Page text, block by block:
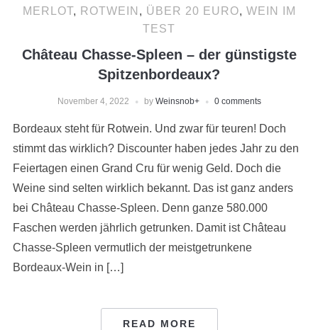
MERLOT, ROTWEIN , ÜBER 20 EURO, WEIN IM
TEST
Château Chasse-Spleen – der günstigste
Spitzenbordeaux?
November 4, 2022 by Weinsnob+ 0 comments
Bordeaux steht für Rotwein. Und zwar für teuren! Doch
stimmt das wirklich? Discounter haben jedes Jahr zu den
Feiertagen einen Grand Cru für wenig Geld. Doch die
Weine sind selten wirklich bekannt. Das ist ganz anders
bei Château Chasse-Spleen. Denn ganze 580.000
Faschen werden jährlich getrunken. Damit ist Château
Chasse-Spleen vermutlich der meistgetrunkene
Bordeaux-Wein in […]
READ MORE